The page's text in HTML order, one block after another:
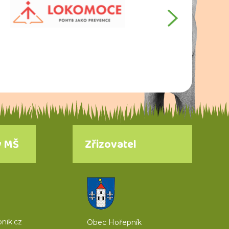
Zřizovatel
Obec Hořepník